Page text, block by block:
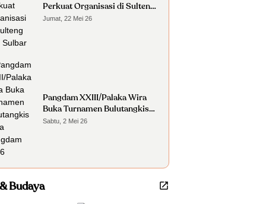
Perkuat Organisasi di Sulteng
dan Sulbar
Jumat, 22 Mei 26
Pangdam XXIII/Palaka Wira
Buka Turnamen Bulutangkis
Piala Pangdam 2026
Sabtu, 2 Mei 26
Budaya